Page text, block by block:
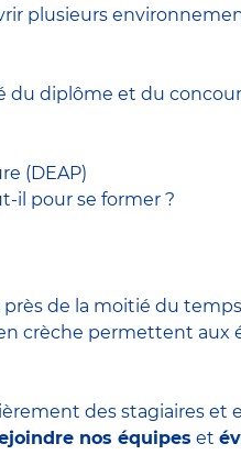
plusieurs
du diplôme et du
(DEAP)
il pour se former ?
de la moitié du
crèche permettent
des stagiaires et
nos équipes et